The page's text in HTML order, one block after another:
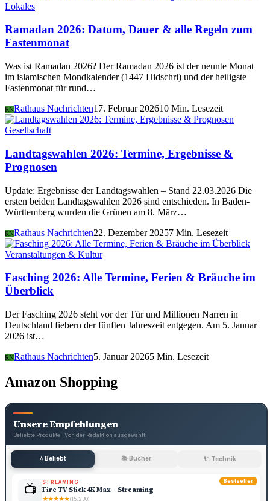
Lokales
Ramadan 2026: Datum, Dauer & alle Regeln zum
Fastenmonat
Was ist Ramadan 2026? Der Ramadan 2026 ist der neunte Monat
im islamischen Mondkalender (1447 Hidschri) und der heiligste
Fastenmonat für rund…
RNRathaus Nachrichten17. Februar 202610 Min. Lesezeit
Gesellschaft
Landtagswahlen 2026: Termine, Ergebnisse &
Prognosen
Update: Ergebnisse der Landtagswahlen – Stand 22.03.2026 Die
ersten beiden Landtagswahlen 2026 sind entschieden. In Baden-
Württemberg wurden die Grünen am 8. März…
RNRathaus Nachrichten22. Dezember 20257 Min. Lesezeit
Veranstaltungen & Kultur
Fasching 2026: Alle Termine, Ferien & Bräuche im
Überblick
Der Fasching 2026 steht vor der Tür und Millionen Narren in
Deutschland fiebern der fünften Jahreszeit entgegen. Am 5. Januar
2026 ist…
RNRathaus Nachrichten5. Januar 20265 Min. Lesezeit
Amazon Shopping
Unsere Empfehlungen
Beliebte Produkte · Von der Redaktion ausgewählt
⭐ Beliebt 📚 Bücher 🔌 Technik
Bestseller
📺 STREAMING
Fire TV Stick 4K Max – Streaming
★★★★★(15.230)